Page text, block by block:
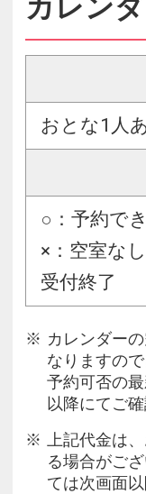
カレン
おとな1人
○：予約
×：空室な
受付終了
カレンダー
なりますの
予約可否の
以降にてご
上記代金は
る場合がご
ては次画面